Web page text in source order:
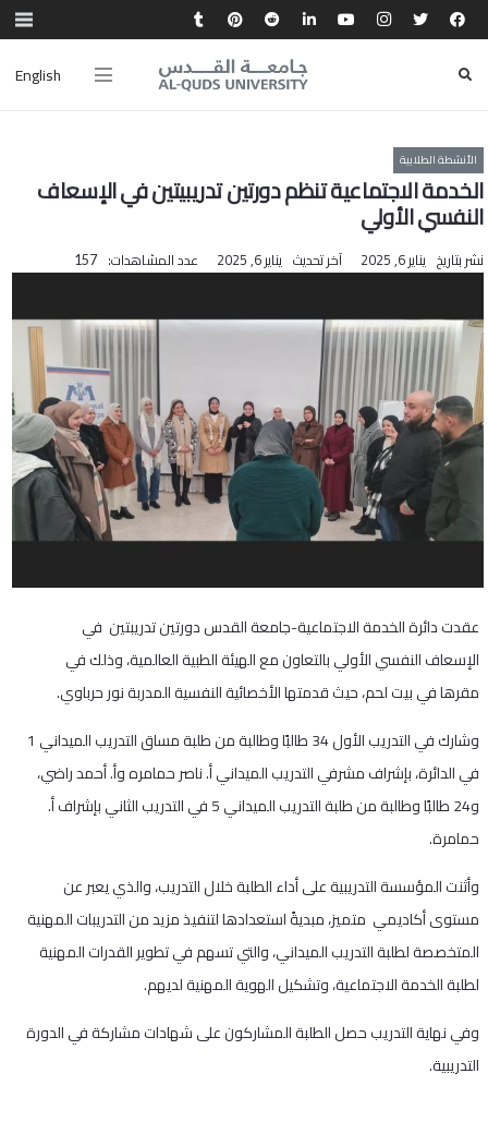
English
الأنشطة الطلابية
الخدمة الاجتماعية تنظم دورتين تدريبيتين في الإسعاف
النفسي الأولي
نشر بتاريخ يناير 6, 2025 آخر تحديث يناير 6, 2025 عدد المشاهدات: 157
عقدت دائرة الخدمة الاجتماعية-جامعة القدس دورتين تدريبتين في
الإسعاف النفسي الأولي بالتعاون مع الهيئة الطبية العالمية، وذلك في
مقرها في بيت لحم، حيث قدمتها الأخصائية النفسية المدربة نور حرباوي.
وشارك في التدريب الأول 34 طالبًا وطالبة من طلبة مساق التدريب الميداني 1
في الدائرة، بإشراف مشرفي التدريب الميداني أ. ناصر حمامره وأ. أحمد راضي،
و24 طالبًا وطالبة من طلبة التدريب الميداني 5 في التدريب الثاني بإشراف أ.
حمامرة.
وأثنت المؤسسة التدريبية على أداء الطلبة خلال التدريب، والذي يعبر عن
مستوى أكاديمي متميز، مبديةً استعدادها لتنفيذ مزيد من التدريبات المهنية
المتخصصة لطلبة التدريب الميداني، والتي تسهم في تطوير القدرات المهنية
لطلبة الخدمة الاجتماعية، وتشكيل الهوية المهنية لديهم.
وفي نهاية التدريب حصل الطلبة المشاركون على شهادات مشاركة في الدورة
التدريبية.